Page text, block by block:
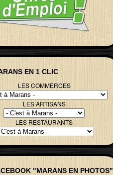
EN 1 CLIC
LES COMMERCES
LES ARTISANS
LES RESTAURANTS
"MARANS EN PHOTOS"